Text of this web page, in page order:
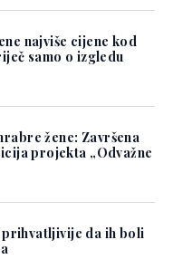
najviše cijene kod
samo o izgledu
žene: Završena
projekta „Odvažne
prihvatljivije da ih boli